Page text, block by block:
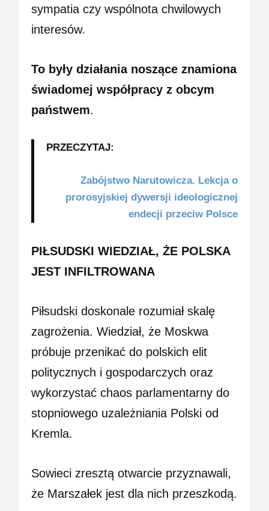
sympatia czy wspólnota chwilowych
interesów.
To były działania noszące znamiona
świadomej współpracy z obcym
państwem.
PRZECZYTAJ:
Zabójstwo Narutowicza. Lekcja o
prorosyjskiej dywersji ideologicznej
endecji przeciw Polsce
PIŁSUDSKI WIEDZIAŁ, ŻE POLSKA
JEST INFILTROWANA
Piłsudski doskonale rozumiał skalę
zagrożenia. Wiedział, że Moskwa
próbuje przenikać do polskich elit
politycznych i gospodarczych oraz
wykorzystać chaos parlamentarny do
stopniowego uzależniania Polski od
Kremla.
Sowieci zresztą otwarcie przyznawali,
że Marszałek jest dla nich przeszkodą.